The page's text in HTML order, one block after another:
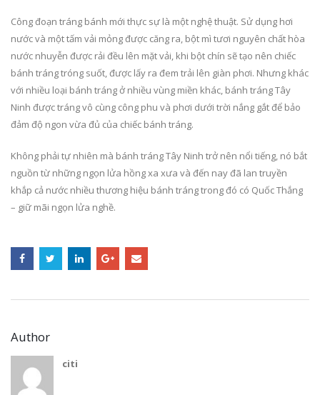
Công đoạn tráng bánh mới thực sự là một nghệ thuật. Sử dụng hơi
nước và một tấm vải mỏng được căng ra, bột mì tươi nguyên chất hòa
nước nhuyễn được rải đều lên mặt vải, khi bột chín sẽ tạo nên chiếc
bánh tráng tróng suốt, được lấy ra đem trải lên giàn phơi. Nhưng khác
với nhiều loại bánh tráng ở nhiều vùng miền khác, bánh tráng Tây
Ninh được tráng vô cùng công phu và phơi dưới trời nắng gắt để bảo
đảm độ ngon vừa đủ của chiếc bánh tráng.
Không phải tự nhiên mà bánh tráng Tây Ninh trở nên nổi tiếng, nó bắt
nguồn từ những ngọn lửa hồng xa xưa và đến nay đã lan truyền
khắp cả nước nhiều thương hiệu bánh tráng trong đó có Quốc Thắng
– giữ mãi ngọn lửa nghề.
Author
citi